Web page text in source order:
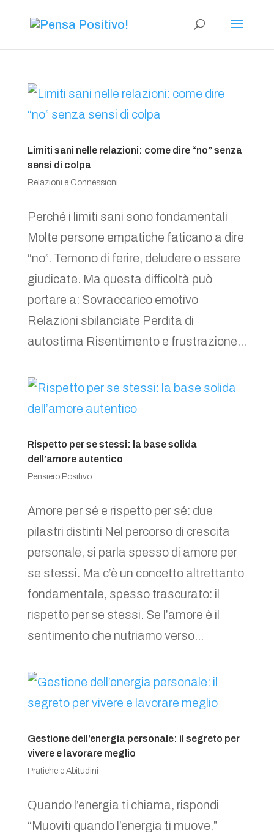
Limiti sani nelle relazioni: come dire “no” senza
sensi di colpa
Relazioni e Connessioni
Perché i limiti sani sono fondamentali
Molte persone empatiche faticano a dire
“no”. Temono di ferire, deludere o essere
giudicate. Ma questa difficoltà può
portare a: Sovraccarico emotivo
Relazioni sbilanciate Perdita di
autostima Risentimento e frustrazione...
Rispetto per se stessi: la base solida
dell’amore autentico
Pensiero Positivo
Amore per sé e rispetto per sé: due
pilastri distinti Nel percorso di crescita
personale, si parla spesso di amore per
se stessi. Ma c’è un concetto altrettanto
fondamentale, spesso trascurato: il
rispetto per se stessi. Se l’amore è il
sentimento che nutriamo verso...
Gestione dell’energia personale: il segreto per
vivere e lavorare meglio
Pratiche e Abitudini
Quando l’energia ti chiama, rispondi
“Muoviti quando l’energia ti muove.”